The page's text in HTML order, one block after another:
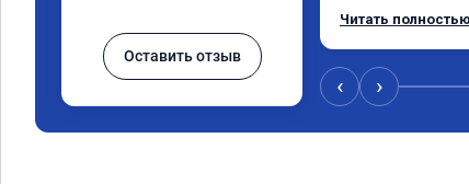
Оставить отзыв
Все прошло
удаления
режиме,но и до
Читать полностью
‹ ›